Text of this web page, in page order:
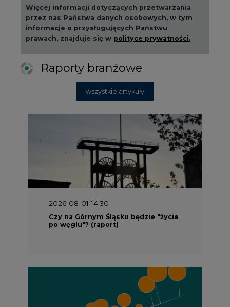
Więcej informacji dotyczących przetwarzania
przez nas Państwa danych osobowych, w tym
informacje o przysługujących Państwu
prawach, znajduje się w polityce prywatności.
Raporty branżowe
wszystkie artykuły
2026-08-01 14:30
Czy na Górnym Śląsku będzie "życie
po węglu"? (raport)